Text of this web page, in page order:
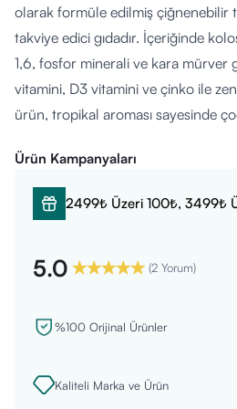
olarak formüle edilmiş çiğnenebilir
takviye edici gıdadır. İçeriğinde
1,6, fosfor minerali ve kara mürver
vitamini, D3 vitamini ve çinko ile
ürün, tropikal aroması sayesinde
renklendirici içermez.
Ne İşe Yarar?
salgısıdır ve çocukların genel
destekleyici etkilerle
geleneksel olarak vücut direncini
Ürün Kampanyaları
2499₺ Üzeri 100₺, 3499₺
5.0 (2 Yorum)
%100 Orijinal Ürünler
Kaliteli Marka ve Ürün